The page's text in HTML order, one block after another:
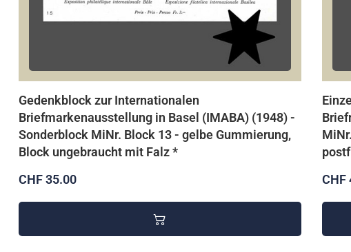
Gedenkblock zur Internationalen
Briefmarkenausstellung in Basel (IMABA) (1948) -
Sonderblock MiNr. Block 13 - gelbe Gummierung,
Block ungebraucht mit Falz *
CHF 35.00
CHF